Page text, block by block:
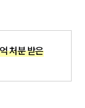
무
처분 받은